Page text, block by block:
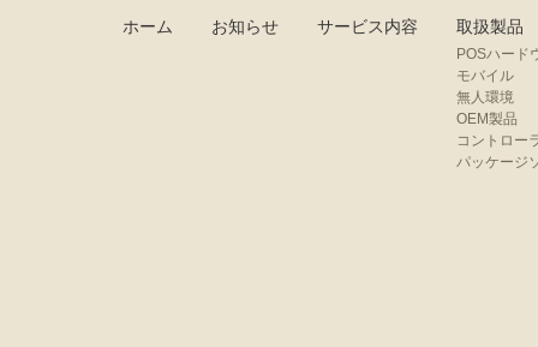
ホーム お知らせ サービス内容 取扱製品
POSハード
モバイル
無人環境
OEM製品
コントロー
パッケージ